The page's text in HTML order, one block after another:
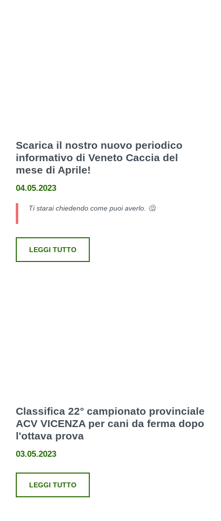
Scarica il nostro nuovo periodico
informativo di Veneto Caccia del
mese di Aprile!
04.05.2023
Ti starai chiedendo come puoi averlo. 🤔
LEGGI TUTTO
Classifica 22° campionato provinciale
ACV VICENZA per cani da ferma dopo
l'ottava prova
03.05.2023
LEGGI TUTTO